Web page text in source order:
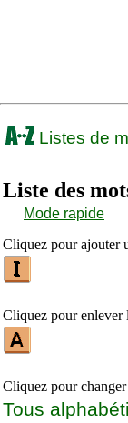
Listes de
Liste des
Mode rapide
Cliquez pour ajouter
Cliquez pour enlever
Cliquez pour
Tous